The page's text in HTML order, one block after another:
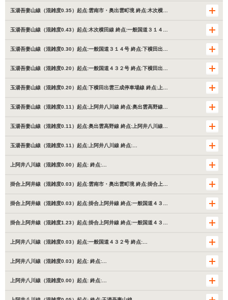
玉湯吾妻山線（混雑度0.35）起点:雲南市・奥出雲町境 終点:木次横…
玉湯吾妻山線（混雑度0.43）起点:木次横田線 終点:一般国道３１４…
玉湯吾妻山線（混雑度0.30）起点:一般国道３１４号 終点:下横田出…
玉湯吾妻山線（混雑度0.20）起点:一般国道４３２号 終点:下横田出…
玉湯吾妻山線（混雑度0.20）起点:下横田出雲三成停車場線 終点:上…
玉湯吾妻山線（混雑度0.11）起点:上阿井八川線 終点:奥出雲高野線…
玉湯吾妻山線（混雑度0.11）起点:奥出雲高野線 終点:上阿井八川線…
玉湯吾妻山線（混雑度0.11）起点:上阿井八川線 終点:…
上阿井八川線（混雑度0.00）起点: 終点:…
掛合上阿井線（混雑度0.03）起点:雲南市・奥出雲町境 終点:掛合上…
掛合上阿井線（混雑度0.03）起点:掛合上阿井線 終点:一般国道４３…
掛合上阿井線（混雑度1.23）起点:掛合上阿井線 終点:一般国道４３…
上阿井八川線（混雑度0.03）起点:一般国道４３２号 終点:…
上阿井八川線（混雑度0.03）起点: 終点:…
上阿井八川線（混雑度0.00）起点: 終点:…